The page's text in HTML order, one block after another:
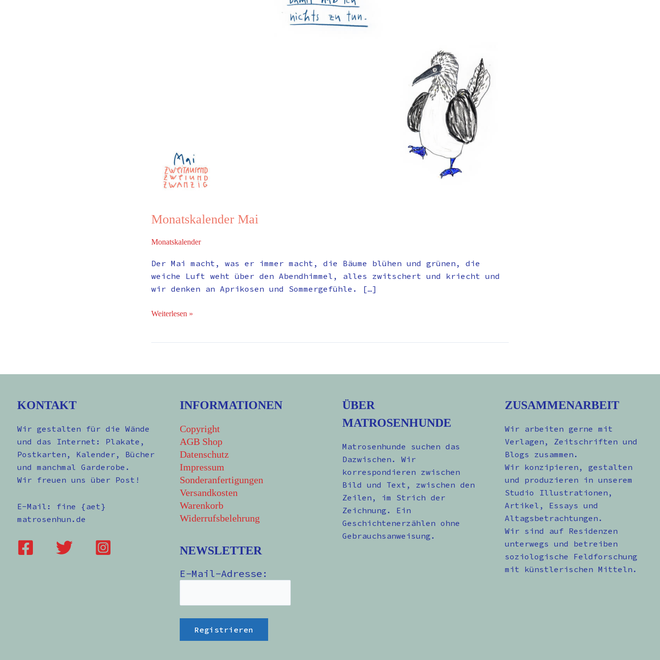
Monatskalender Mai
Monatskalender
Der Mai macht, was er immer macht, die Bäume blühen und grünen, die
weiche Luft weht über den Abendhimmel, alles zwitschert und kriecht und
wir denken an Aprikosen und Sommergefühle. […]
Weiterlesen »
KONTAKT
Wir gestalten für die Wände
und das Internet: Plakate,
Postkarten, Kalender, Bücher
und manchmal Garderobe.
Wir freuen uns über Post!
E-Mail: fine {aet}
matrosenhun.de
INFORMATIONEN
Copyright
AGB Shop
Datenschutz
Impressum
Sonderanfertigungen
Versandkosten
Warenkorb
Widerrufsbelehrung
NEWSLETTER
E-Mail-Adresse:
ÜBER
MATROSENHUNDE
Matrosenhunde suchen das
Dazwischen. Wir
korrespondieren zwischen
Bild und Text, zwischen den
Zeilen, im Strich der
Zeichnung. Ein
Geschichtenerzählen ohne
Gebrauchsanweisung.
ZUSAMMENARBEIT
Wir arbeiten gerne mit
Verlagen, Zeitschriften und
Blogs zusammen.
Wir konzipieren, gestalten
und produzieren in unserem
Studio Illustrationen,
Artikel, Essays und
Altagsbetrachtungen.
Wir sind auf Residenzen
unterwegs und betreiben
soziologische Feldforschung
mit künstlerischen Mitteln.